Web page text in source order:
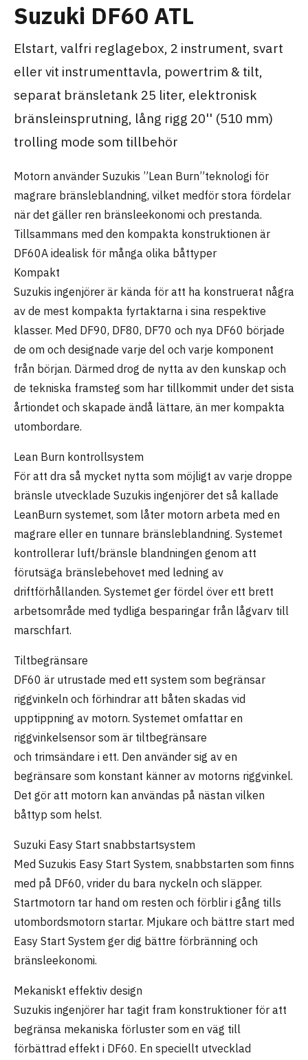
Suzuki DF60 ATL
Elstart, valfri reglagebox, 2 instrument, svart
eller vit instrumenttavla, powertrim & tilt,
separat bränsletank 25 liter, elektronisk
bränsleinsprutning, lång rigg 20'' (510 mm)
trolling mode som tillbehör
Motorn använder Suzukis ”Lean Burn”teknologi för
magrare bränsleblandning, vilket medför stora fördelar
när det gäller ren bränsleekonomi och prestanda.
Tillsammans med den kompakta konstruktionen är
DF60A idealisk för många olika båttyper
Kompakt
Suzukis ingenjörer är kända för att ha konstruerat några
av de mest kompakta fyrtaktarna i sina respektive
klasser. Med DF90, DF80, DF70 och nya DF60 började
de om och designade varje del och varje komponent
från början. Därmed drog de nytta av den kunskap och
de tekniska framsteg som har tillkommit under det sista
årtiondet och skapade ändå lättare, än mer kompakta
utombordare.
Lean Burn kontrollsystem
För att dra så mycket nytta som möjligt av varje droppe
bränsle utvecklade Suzukis ingenjörer det så kallade
LeanBurn systemet, som låter motorn arbeta med en
magrare eller en tunnare bränsleblandning. Systemet
kontrollerar luft/bränsle blandningen genom att
förutsäga bränslebehovet med ledning av
driftförhållanden. Systemet ger fördel över ett brett
arbetsområde med tydliga besparingar från lågvarv till
marschfart.
Tiltbegränsare
DF60 är utrustade med ett system som begränsar
riggvinkeln och förhindrar att båten skadas vid
upptippning av motorn. Systemet omfattar en
riggvinkelsensor som är tiltbegränsare
och trimsändare i ett. Den använder sig av en
begränsare som konstant känner av motorns riggvinkel.
Det gör att motorn kan användas på nästan vilken
båttyp som helst.
Suzuki Easy Start snabbstartsystem
Med Suzukis Easy Start System, snabbstarten som finns
med på DF60, vrider du bara nyckeln och släpper.
Startmotorn tar hand om resten och förblir i gång tills
utombordsmotorn startar. Mjukare och bättre start med
Easy Start System ger dig bättre förbränning och
bränsleekonomi.
Mekaniskt effektiv design
Suzukis ingenjörer har tagit fram konstruktioner för att
begränsa mekaniska förluster som en väg till
förbättrad effekt i DF60. En speciellt utvecklad